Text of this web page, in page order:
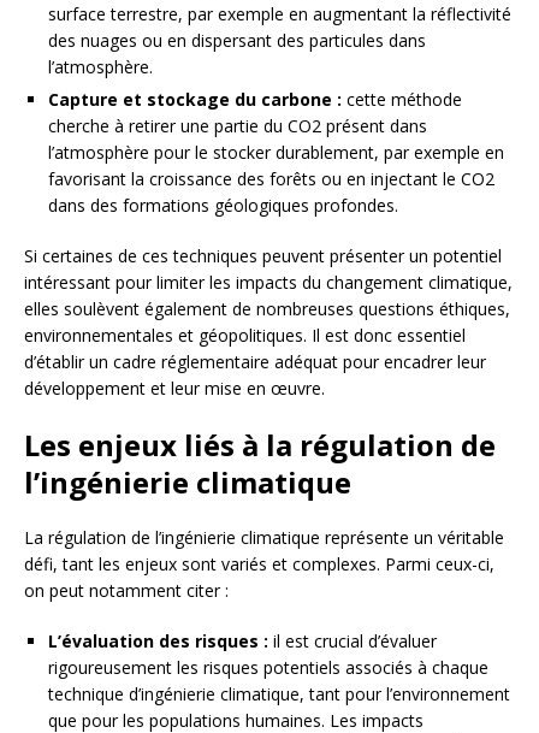
surface terrestre, par exemple en augmentant la réflectivité
des nuages ou en dispersant des particules dans
l’atmosphère.
Capture et stockage du carbone : cette méthode
cherche à retirer une partie du CO2 présent dans
l’atmosphère pour le stocker durablement, par exemple en
favorisant la croissance des forêts ou en injectant le CO2
dans des formations géologiques profondes.
Si certaines de ces techniques peuvent présenter un potentiel
intéressant pour limiter les impacts du changement climatique,
elles soulèvent également de nombreuses questions éthiques,
environnementales et géopolitiques. Il est donc essentiel
d’établir un cadre réglementaire adéquat pour encadrer leur
développement et leur mise en œuvre.
Les enjeux liés à la régulation de
l’ingénierie climatique
La régulation de l’ingénierie climatique représente un véritable
défi, tant les enjeux sont variés et complexes. Parmi ceux-ci,
on peut notamment citer :
L’évaluation des risques : il est crucial d’évaluer
rigoureusement les risques potentiels associés à chaque
technique d’ingénierie climatique, tant pour l’environnement
que pour les populations humaines. Les impacts